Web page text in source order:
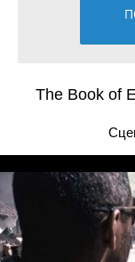
The Book of